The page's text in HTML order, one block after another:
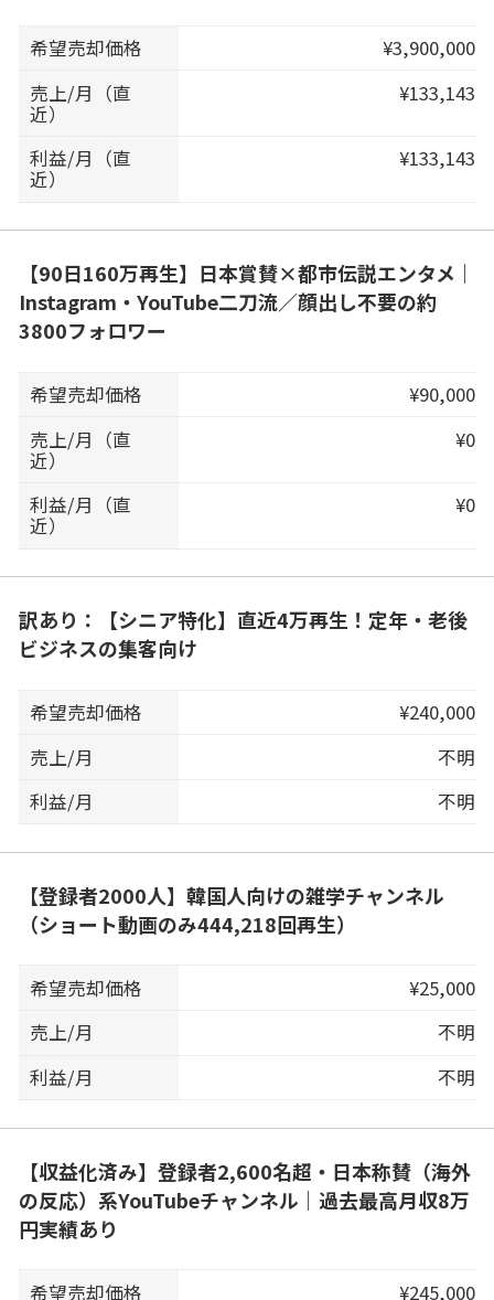
希望売却価格
¥3,900,000
売上/月（直
近）
¥133,143
利益/月（直
近）
¥133,143
【90日160万再生】日本賞賛×都市伝説エンタメ｜
Instagram・YouTube二刀流／顔出し不要の約
3800フォロワー
希望売却価格
¥90,000
売上/月（直
近）
¥0
利益/月（直
近）
¥0
訳あり：【シニア特化】直近4万再生！定年・老後
ビジネスの集客向け
希望売却価格
¥240,000
売上/月
不明
利益/月
不明
【登録者2000人】韓国人向けの雑学チャンネル
（ショート動画のみ444,218回再生）
希望売却価格
¥25,000
売上/月
不明
利益/月
不明
【収益化済み】登録者2,600名超・日本称賛（海外
の反応）系YouTubeチャンネル｜過去最高月収8万
円実績あり
希望売却価格 ¥245,000